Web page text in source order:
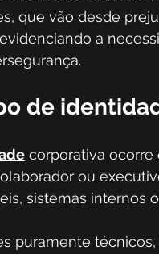
que vão desde
a
de
corporativa ocorre
ou
sistemas internos
puramente